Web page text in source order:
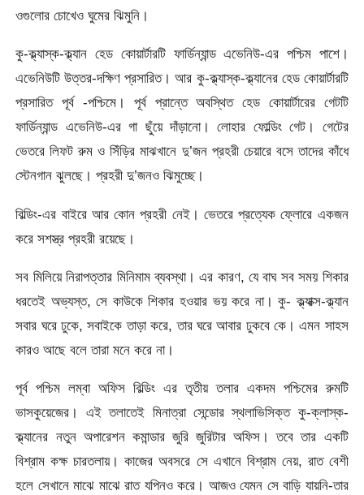
ওগুলোর চোখেও ঘুমের ঝিমুনি।
কু-ক্ল্যাস্ক-ক্ল্যান হেড কোয়ার্টারটি ফার্ডিন্যান্ড এভেনিউ-এর পশ্চিম পাশে।
এভেনিউটি উত্তর-দক্ষিণ প্রসারিত। আর কু-ক্ল্যাস্ক-ক্ল্যানের হেড কোয়ার্টারটি
প্রসারিত পূর্ব -পশ্চিমে। পূর্ব প্রান্তে অবস্থিত হেড কোয়ার্টারের গেটটি
ফার্ডিন্যান্ড এভেনিউ-এর গা ছুঁয়ে দাঁড়ানো। লোহার ফোল্ডিং গেট। গেটের
ভেতরে লিফট রুম ও সিঁড়ির মাঝখানে দু’জন প্রহরী চেয়ারে বসে তাদের কাঁধে
স্টেনগান ঝুলছে। প্রহরী দু’জনও ঝিমুচ্ছে।
বিল্ডিং-এর বাইরে আর কোন প্রহরী নেই। ভেতরে প্রত্যেক ফ্লোরে একজন
করে সশস্ত্র প্রহরী রয়েছে।
সব মিলিয়ে নিরাপত্তার মিনিমাম ব্যবস্থা। এর কারণ, যে বাঘ সব সময় শিকার
ধরতেই অভ্যস্ত, সে কাউকে শিকার হওয়ার ভয় করে না। কু- ক্ল্যাক্স-ক্ল্যান
সবার ঘরে ঢুকে, সবাইকে তাড়া করে, তার ঘরে আবার ঢুকবে কে। এমন সাহস
কারও আছে বলে তারা মনে করে না।
পূর্ব পশ্চিম লম্বা অফিস বিল্ডিং এর তৃতীয় তলার একদম পশ্চিমের রুমটি
ভাসকুয়েজের। এই তলাতেই মিনাত্রা সেন্ডোর স্থলাভিসিক্ত কু-ক্লাস্ক-
ক্ল্যানের নতুন অপারেশন কমান্ডার জুরি জুরিটার অফিস। তবে তার একটি
বিশ্রাম কক্ষ চারতলায়। কাজের অবসরে সে এখানে বিশ্রাম নেয়, রাত বেশী
হলে সেখানে মাঝে মাঝে রাত যপিনও করে। আজও যেমন সে বাড়ি যায়নি-তার